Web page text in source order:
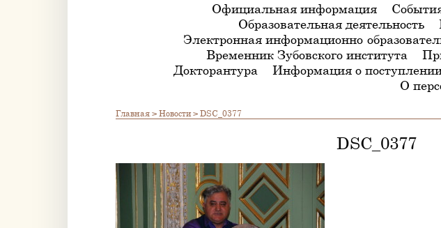
Официальная информация
Образовательная деятельность
Электронная информационно-
Временник Зубовского института
Докторантура
Информация о
О
Главная>Новости>DSC_0377
DSC_0377